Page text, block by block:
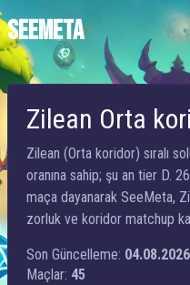
SEEMETA
Zilean Orta
Zilean (Orta koridor) sıralı
oranına sahip; şu an tier D.
maça dayanarak SeeMeta,
zorluk ve koridor matchup
Son Güncelleme: 04.08.2026
Maçlar: 45